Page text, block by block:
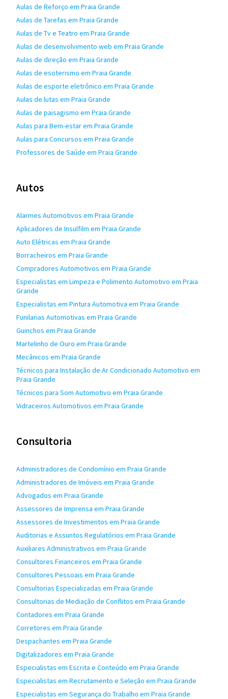
Aulas de Reforço em Praia Grande
Aulas de Tarefas em Praia Grande
Aulas de Tv e Teatro em Praia Grande
Aulas de desenvolvimento web em Praia Grande
Aulas de direção em Praia Grande
Aulas de esoterismo em Praia Grande
Aulas de esporte eletrônico em Praia Grande
Aulas de lutas em Praia Grande
Aulas de paisagismo em Praia Grande
Aulas para Bem-estar em Praia Grande
Aulas para Concursos em Praia Grande
Professores de Saúde em Praia Grande
Autos
Alarmes Automotivos em Praia Grande
Aplicadores de Insulfilm em Praia Grande
Auto Elétricas em Praia Grande
Borracheiros em Praia Grande
Compradores Automotivos em Praia Grande
Especialistas em Limpeza e Polimento Automotivo em Praia
Grande
Especialistas em Pintura Automotiva em Praia Grande
Funilarias Automotivas em Praia Grande
Guinchos em Praia Grande
Martelinho de Ouro em Praia Grande
Mecânicos em Praia Grande
Técnicos para Instalação de Ar Condicionado Automotivo em
Praia Grande
Técnicos para Som Automotivo em Praia Grande
Vidraceiros Automotivos em Praia Grande
Consultoria
Administradores de Condomínio em Praia Grande
Administradores de Imóveis em Praia Grande
Advogados em Praia Grande
Assessores de Imprensa em Praia Grande
Assessores de Investimentos em Praia Grande
Auditorias e Assuntos Regulatórios em Praia Grande
Auxiliares Administrativos em Praia Grande
Consultores Financeiros em Praia Grande
Consultores Pessoais em Praia Grande
Consultorias Especializadas em Praia Grande
Consultorias de Mediação de Conflitos em Praia Grande
Contadores em Praia Grande
Corretores em Praia Grande
Despachantes em Praia Grande
Digitalizadores em Praia Grande
Especialistas em Escrita e Conteúdo em Praia Grande
Especialistas em Recrutamento e Seleção em Praia Grande
Especialistas em Segurança do Trabalho em Praia Grande